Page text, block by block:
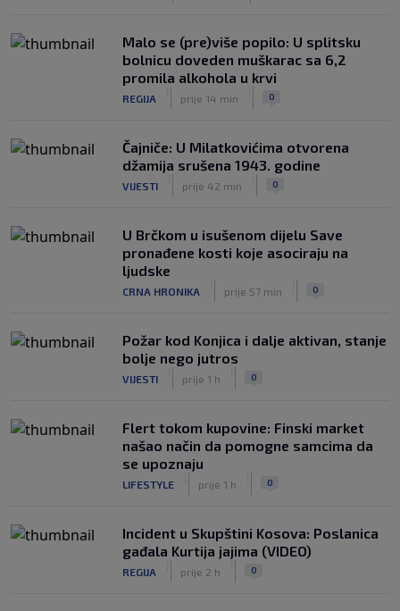
Malo se (pre)više popilo: U splitsku
bolnicu doveden muškarac sa 6,2
promila alkohola u krvi
REGIJA prije 14 min 0
Čajniče: U Milatkovićima otvorena
džamija srušena 1943. godine
VIJESTI prije 42 min 0
U Brčkom u isušenom dijelu Save
pronađene kosti koje asociraju na
ljudske
CRNA HRONIKA prije 57 min 0
Požar kod Konjica i dalje aktivan, stanje
bolje nego jutros
VIJESTI prije 1 h 0
Flert tokom kupovine: Finski market
našao način da pomogne samcima da
se upoznaju
LIFESTYLE prije 1 h 0
Incident u Skupštini Kosova: Poslanica
gađala Kurtija jajima (VIDEO)
REGIJA prije 2 h 0